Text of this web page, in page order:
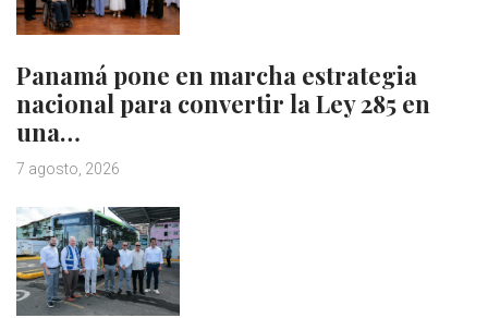
Panamá pone en marcha estrategia
nacional para convertir la Ley 285 en
una…
7 agosto, 2026